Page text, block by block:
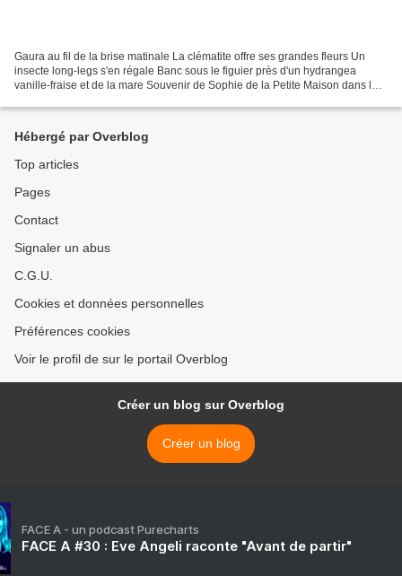
Gaura au fil de la brise matinale La clématite offre ses grandes fleurs Un
insecte long-legs s'en régale Banc sous le figuier près d'un hydrangea
vanille-fraise et de la mare Souvenir de Sophie de la Petite Maison dans la
Hébergé par Overblog
Top articles
Pages
Contact
Signaler un abus
C.G.U.
Cookies et données personnelles
Préférences cookies
Voir le profil de sur le portail Overblog
Créer un blog sur Overblog
Créer un blog
FACE A - un podcast Purecharts
FACE A #30 : Eve Angeli raconte "Avant de partir"